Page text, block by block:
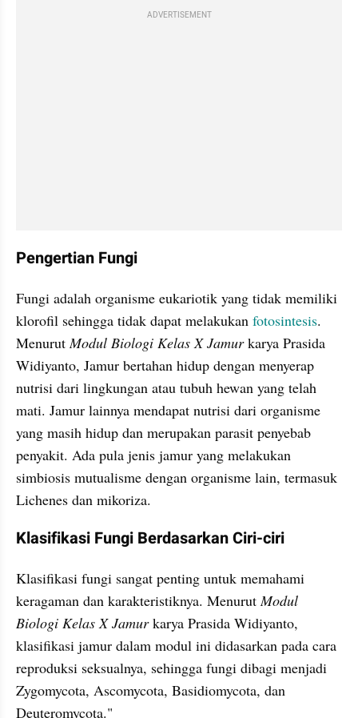
ADVERTISEMENT
Pengertian Fungi
Fungi adalah organisme eukariotik yang tidak memiliki
klorofil sehingga tidak dapat melakukan fotosintesis.
Menurut Modul Biologi Kelas X Jamur karya Prasida
Widiyanto, Jamur bertahan hidup dengan menyerap
nutrisi dari lingkungan atau tubuh hewan yang telah
mati. Jamur lainnya mendapat nutrisi dari organisme
yang masih hidup dan merupakan parasit penyebab
penyakit. Ada pula jenis jamur yang melakukan
simbiosis mutualisme dengan organisme lain, termasuk
Lichenes dan mikoriza.
Klasifikasi Fungi Berdasarkan Ciri-ciri
Klasifikasi fungi sangat penting untuk memahami
keragaman dan karakteristiknya. Menurut Modul
Biologi Kelas X Jamur karya Prasida Widiyanto,
klasifikasi jamur dalam modul ini didasarkan pada cara
reproduksi seksualnya, sehingga fungi dibagi menjadi
Zygomycota, Ascomycota, Basidiomycota, dan
Deuteromycota."